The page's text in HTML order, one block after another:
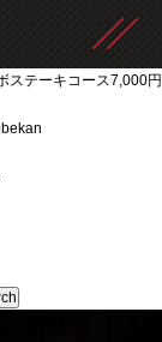
ステーキコース7,000円